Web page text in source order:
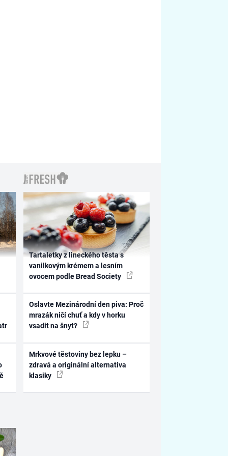
Tartaletky z lineckého těsta s
vanilkovým krémem a lesním
ovocem podle Bread Society
Oslavte Mezinárodní den piva: Proč
mrazák ničí chuť a kdy v horku
vsadit na šnyt?
Mrkvové těstoviny bez lepku –
zdravá a originální alternativa
klasiky